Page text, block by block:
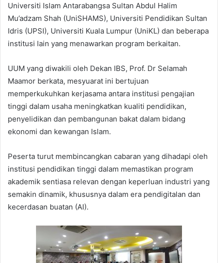
Universiti Islam Antarabangsa Sultan Abdul Halim
Mu’adzam Shah (UniSHAMS), Universiti Pendidikan Sultan
Idris (UPSI), Universiti Kuala Lumpur (UniKL) dan beberapa
institusi lain yang menawarkan program berkaitan.
UUM yang diwakili oleh Dekan IBS, Prof. Dr Selamah
Maamor berkata, mesyuarat ini bertujuan
memperkukuhkan kerjasama antara institusi pengajian
tinggi dalam usaha meningkatkan kualiti pendidikan,
penyelidikan dan pembangunan bakat dalam bidang
ekonomi dan kewangan Islam.
Peserta turut membincangkan cabaran yang dihadapi oleh
institusi pendidikan tinggi dalam memastikan program
akademik sentiasa relevan dengan keperluan industri yang
semakin dinamik, khususnya dalam era pendigitalan dan
kecerdasan buatan (AI).